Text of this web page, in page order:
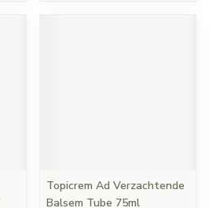
Topicrem Ad Verzachtende
Balsem Tube 75ml